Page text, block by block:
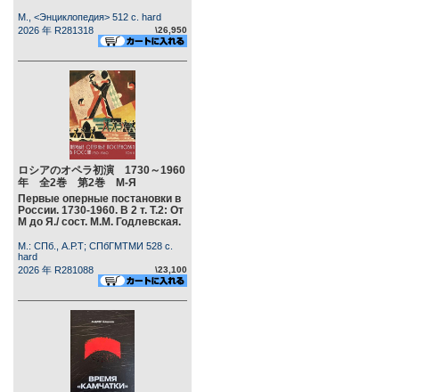
М., <Энциклопедия> 512 c. hard
2026 年 R281318
\26,950
ロシアのオペラ初演 1730～1960
年 全2巻 第2巻 М-Я
Первые оперные постановки в
России. 1730-1960. В 2 т. Т.2: От
М до Я./ сост. М.М. Годлевская.
М.: СПб., А.Р.Т; СПбГМТМИ 528 c.
hard
2026 年 R281088
\23,100